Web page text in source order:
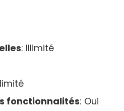
: Illimité
fonctionnalités: Oui